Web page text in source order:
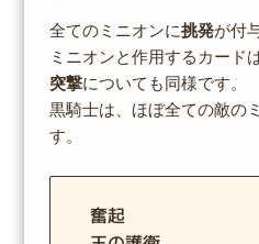
全てのミニオンに挑発が付
ミニオンと作用するカード
突撃についても同様です。
黒騎士は、ほぼ全ての敵の
す。
奮起